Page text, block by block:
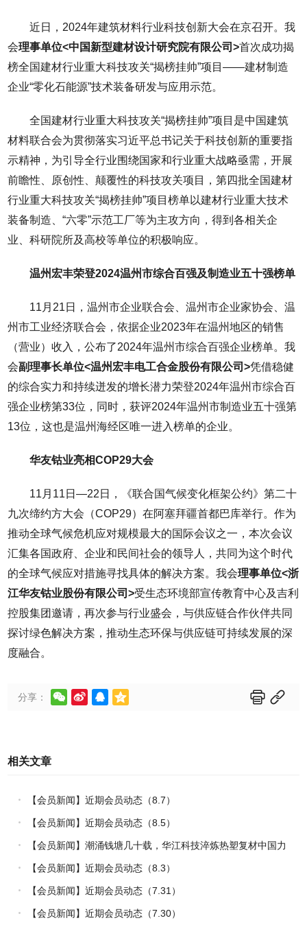
近日，2024年建筑材料行业科技创新大会在京召开。我
会理事单位<中国新型建材设计研究院有限公司>首次成功揭
榜全国建材行业重大科技攻关“揭榜挂帅”项目——建材制造
企业“零化石能源”技术装备研发与应用示范。
全国建材行业重大科技攻关“揭榜挂帅”项目是中国建筑
材料联合会为贯彻落实习近平总书记关于科技创新的重要指
示精神，为引导全行业围绕国家和行业重大战略亟需，开展
前瞻性、原创性、颠覆性的科技攻关项目，第四批全国建材
行业重大科技攻关“揭榜挂帅”项目榜单以建材行业重大技术
装备制造、“六零”示范工厂等为主攻方向，得到各相关企
业、科研院所及高校等单位的积极响应。
温州宏丰荣登2024温州市综合百强及制造业五十强榜单
11月21日，温州市企业联合会、温州市企业家协会、温
州市工业经济联合会，依据企业2023年在温州地区的销售
（营业）收入，公布了2024年温州市综合百强企业榜单。我
会副理事长单位<温州宏丰电工合金股份有限公司>凭借稳健
的综合实力和持续迸发的增长潜力荣登2024年温州市综合百
强企业榜第33位，同时，获评2024年温州市制造业五十强第
13位，这也是温州海经区唯一进入榜单的企业。
华友钴业亮相COP29大会
11月11日—22日，《联合国气候变化框架公约》第二十
九次缔约方大会（COP29）在阿塞拜疆首都巴库举行。作为
推动全球气候危机应对规模最大的国际会议之一，本次会议
汇集各国政府、企业和民间社会的领导人，共同为这个时代
的全球气候应对措施寻找具体的解决方案。我会理事单位<浙
江华友钴业股份有限公司>受生态环境部宣传教育中心及吉利
控股集团邀请，再次参与行业盛会，与供应链合作伙伴共同
探讨绿色解决方案，推动生态环保与供应链可持续发展的深
度融合。
分享：      
相关文章
【会员新闻】近期会员动态（8.7）
【会员新闻】近期会员动态（8.5）
【会员新闻】潮涌钱塘几十载，华江科技淬炼热塑复材中国力
量
【会员新闻】近期会员动态（8.3）
【会员新闻】近期会员动态（7.31）
【会员新闻】近期会员动态（7.30）